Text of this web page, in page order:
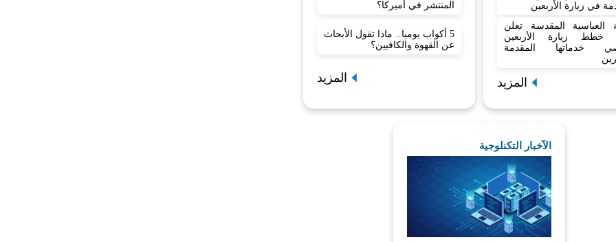
في زيارة الأربعين
العباسية المقدسة تعلن
خطط زيارة الأربعين
خدماتها المقدمة
المزيد
المنتشر في أميركا؟
5 أكواب يوميا.. ماذا تقول الأبحاث
عن القهوة والكافيين؟
المزيد
الآخبار التكنلوجية